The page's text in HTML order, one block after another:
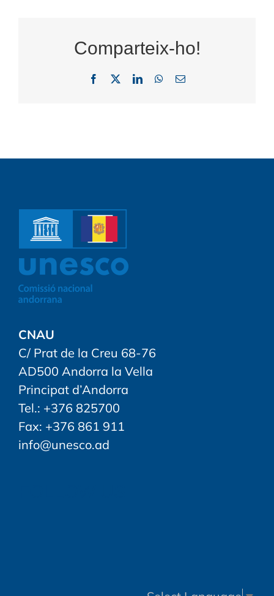
Comparteix-ho!
Facebook LinkedInWhatsApp
Email:
CNAU
C/ Prat de la Creu 68-76
AD500 Andorra la Vella
Principat d’Andorra
Tel.: +376 825700
Fax: +376 861 911
info@unesco.ad